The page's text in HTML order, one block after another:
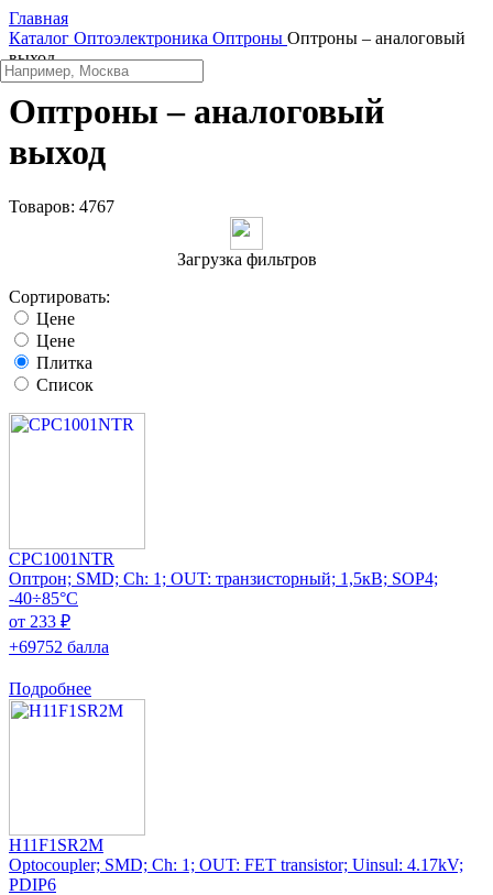
Главная
Каталог Oптоэлектроника Оптроны Оптроны – аналоговый
выход
Оптроны – аналоговый
выход
Товаров: 4767
Загрузка фильтров
Сортировать:
Цене
Цене
Плитка
Список
CPC1001NTR
Оптрон; SMD; Ch: 1; OUT: транзисторный; 1,5кВ; SOP4;
-40÷85°C
от 233 ₽
+69752 балла
Подробнее
H11F1SR2M
Optocoupler; SMD; Ch: 1; OUT: FET transistor; Uinsul: 4.17kV;
PDIP6